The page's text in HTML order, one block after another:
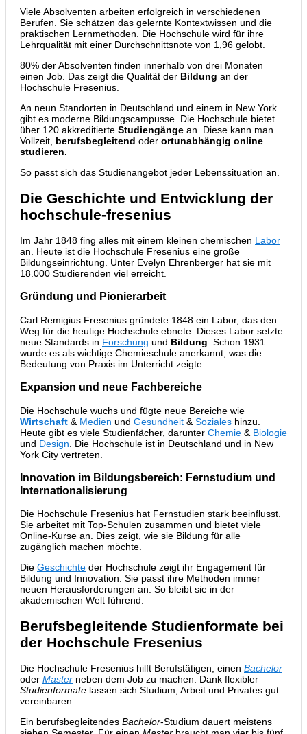
Viele Absolventen arbeiten erfolgreich in verschiedenen
Berufen. Sie schätzen das gelernte Kontextwissen und die
praktischen Lernmethoden. Die Hochschule wird für ihre
Lehrqualität mit einer Durchschnittsnote von 1,96 gelobt.
80% der Absolventen finden innerhalb von drei Monaten
einen Job. Das zeigt die Qualität der Bildung an der
Hochschule Fresenius.
An neun Standorten in Deutschland und einem in New York
gibt es moderne Bildungscampusse. Die Hochschule bietet
über 120 akkreditierte Studiengänge an. Diese kann man
Vollzeit, berufsbegleitend oder ortunabhängig online
studieren.
So passt sich das Studienangebot jeder Lebenssituation an.
Die Geschichte und Entwicklung der
hochschule-fresenius
Im Jahr 1848 fing alles mit einem kleinen chemischen Labor
an. Heute ist die Hochschule Fresenius eine große
Bildungseinrichtung. Unter Evelyn Ehrenberger hat sie mit
18.000 Studierenden viel erreicht.
Gründung und Pionierarbeit
Carl Remigius Fresenius gründete 1848 ein Labor, das den
Weg für die heutige Hochschule ebnete. Dieses Labor setzte
neue Standards in Forschung und Bildung . Schon 1931
wurde es als wichtige Chemieschule anerkannt, was die
Bedeutung von Praxis im Unterricht zeigte.
Expansion und neue Fachbereiche
Die Hochschule wuchs und fügte neue Bereiche wie
Wirtschaft & Medien und Gesundheit & Soziales hinzu.
Heute gibt es viele Studienfächer, darunter Chemie & Biologie
und Design . Die Hochschule ist in Deutschland und in New
York City vertreten.
Innovation im Bildungsbereich: Fernstudium und
Internationalisierung
Die Hochschule Fresenius hat Fernstudien stark beeinflusst.
Sie arbeitet mit Top-Schulen zusammen und bietet viele
Online-Kurse an. Dies zeigt, wie sie Bildung für alle
zugänglich machen möchte.
Die Geschichte der Hochschule zeigt ihr Engagement für
Bildung und Innovation. Sie passt ihre Methoden immer
neuen Herausforderungen an. So bleibt sie in der
akademischen Welt führend.
Berufsbegleitende Studienformate bei
der Hochschule Fresenius
Die Hochschule Fresenius hilft Berufstätigen, einen Bachelor
oder Master neben dem Job zu machen. Dank flexibler
Studienformate lassen sich Studium, Arbeit und Privates gut
vereinbaren.
Ein berufsbegleitendes Bachelor-Studium dauert meistens